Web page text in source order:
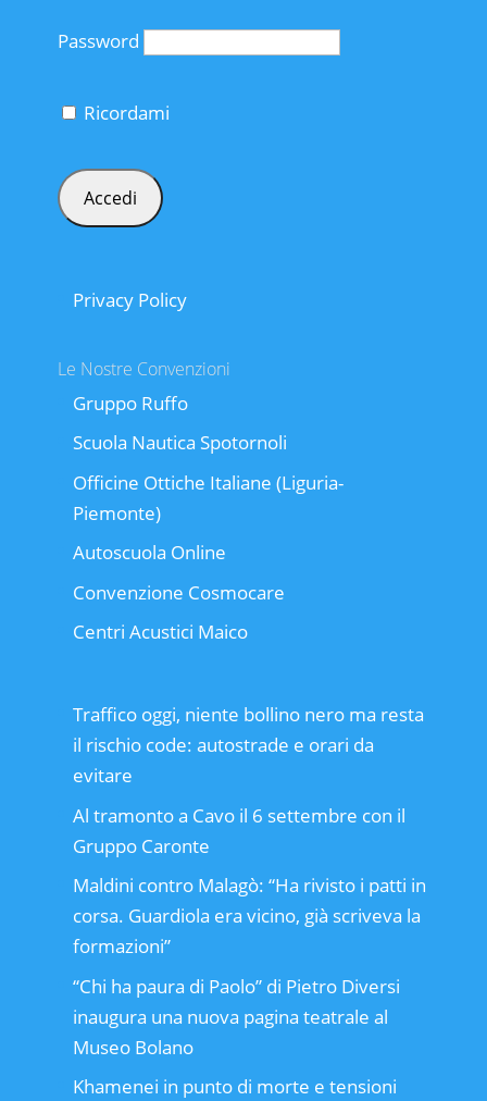
Password
Ricordami
Privacy Policy
Le Nostre Convenzioni
Gruppo Ruffo
Scuola Nautica Spotornoli
Officine Ottiche Italiane (Liguria-
Piemonte)
Autoscuola Online
Convenzione Cosmocare
Centri Acustici Maico
Traffico oggi, niente bollino nero ma resta
il rischio code: autostrade e orari da
evitare
Al tramonto a Cavo il 6 settembre con il
Gruppo Caronte
Maldini contro Malagò: “Ha rivisto i patti in
corsa. Guardiola era vicino, già scriveva la
formazioni”
“Chi ha paura di Paolo” di Pietro Diversi
inaugura una nuova pagina teatrale al
Museo Bolano
Khamenei in punto di morte e tensioni